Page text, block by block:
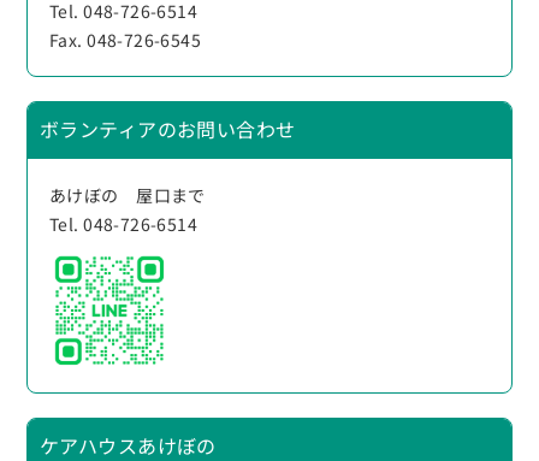
Tel. 048-726-6514
Fax. 048-726-6545
ボランティアのお問い合わせ
あけぼの 屋口まで
Tel. 048-726-6514
ケアハウスあけぼの